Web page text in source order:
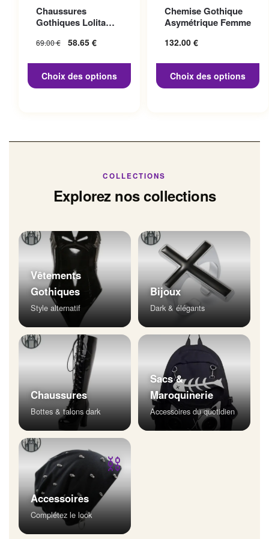
Chaussures
Gothiques Lolita
69.00€
Le prix initial
58.65 €
58.65 €.
Choix des options
variations. Les options
peuvent être choisies sur la
page du produit
Chemise Gothique
Asymétrique Femme
132.00 €
Choix des options
variations. Les options
peuvent être choisies sur la
page du produit
COLLECTIONS
Explorez nos collections
Vêtements
Gothiques
Style alternatif
Bijoux
Dark & élégants
Chaussures
Bottes & talons dark
Sacs &
Maroquinerie
Accessoires du quotidien
⛓
Accessoires
Complétez le look